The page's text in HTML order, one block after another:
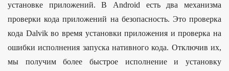
установке приложений. В Android есть два механизма
проверки кода приложений на безопасность. Это проверка
кода Dalvik во время установки приложения и проверка на
ошибки исполнения запуска нативного кода. Отключив их,
мы получим более быстрое исполнение и установку